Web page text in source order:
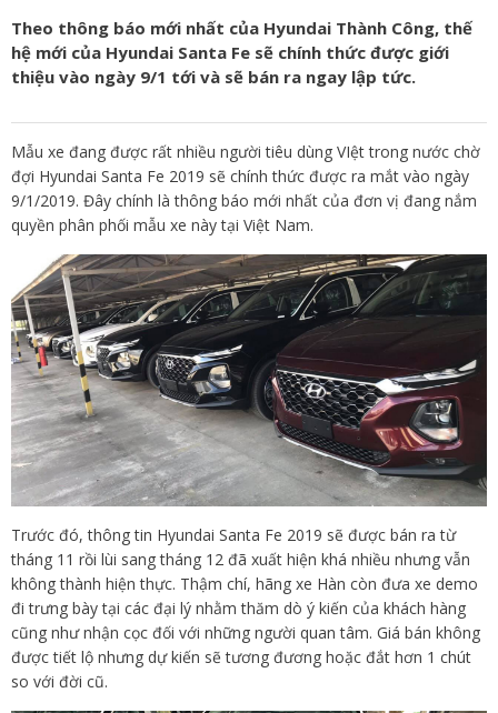
Theo thông báo mới nhất của Hyundai Thành Công, thế
hệ mới của Hyundai Santa Fe sẽ chính thức được giới
thiệu vào ngày 9/1 tới và sẽ bán ra ngay lập tức.
Mẫu xe đang được rất nhiều người tiêu dùng VIệt trong nước chờ
đợi Hyundai Santa Fe 2019 sẽ chính thức được ra mắt vào ngày
9/1/2019. Đây chính là thông báo mới nhất của đơn vị đang nắm
quyền phân phối mẫu xe này tại Việt Nam.
Trước đó, thông tin Hyundai Santa Fe 2019 sẽ được bán ra từ
tháng 11 rồi lùi sang tháng 12 đã xuất hiện khá nhiều nhưng vẫn
không thành hiện thực. Thậm chí, hãng xe Hàn còn đưa xe demo
đi trưng bày tại các đại lý nhằm thăm dò ý kiến của khách hàng
cũng như nhận cọc đối với những người quan tâm. Giá bán không
được tiết lộ nhưng dự kiến sẽ tương đương hoặc đắt hơn 1 chút
so với đời cũ.